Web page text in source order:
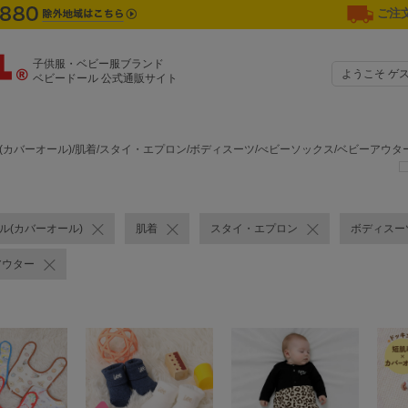
ご注
子供服・ベビー服ブランド
ベビードール 公式通販サイト
ようこそ ゲ
バーオール)/肌着/スタイ・エプロン/ボディスーツ/べビーソックス/ベビーアウタ
(カバーオール) 肌着 スタイ・エプロン ボディスー
ター